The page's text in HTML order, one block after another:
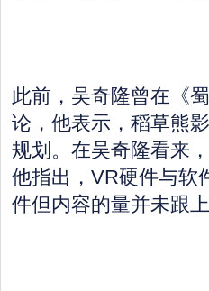
此前，吴奇隆曾在《
论，他表示，稻草熊
规划。在吴奇隆看来
他指出，VR硬件与软
件但内容的量并未跟